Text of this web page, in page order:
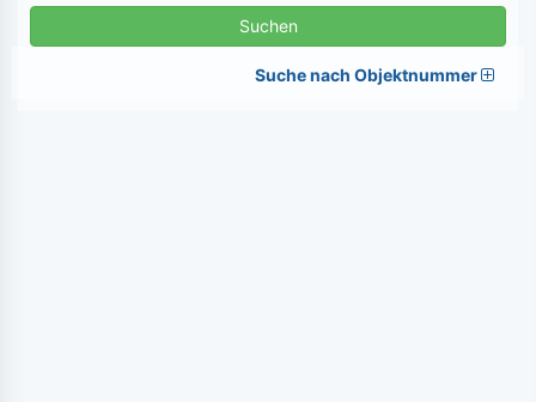
Suchen
Suche nach Objektnummer